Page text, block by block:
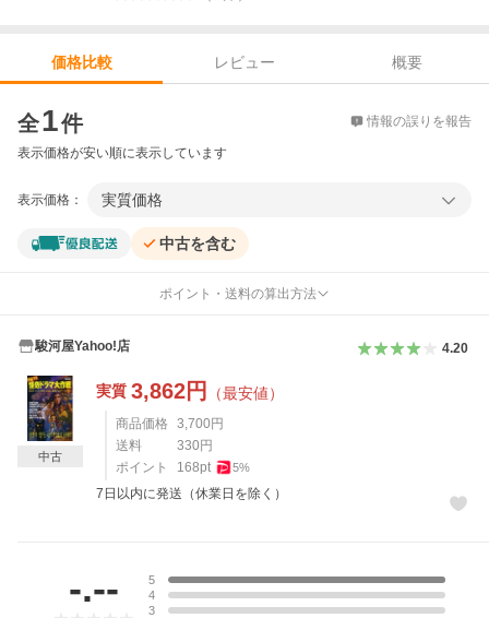
価格比較 レビュー
概要
全1件 情報の誤りを報告
表示価格が安い順に表示しています
表示価格： 実質価格
中古を含む
ポイント・送料の算出方法
駿河屋Yahoo!店 4.20
実質 3,862円 （最安値）
商品価格 3,700 円
送料
330 円
ポイント
168pt 5%
7日以内に発送（休業日を除く）
中古
-.--
5
4
3